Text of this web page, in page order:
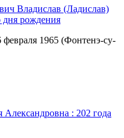
Владислав (Ладислав)
дня рождения
февраля 1965 (Фонтенэ-су-
Александровна : 202 года